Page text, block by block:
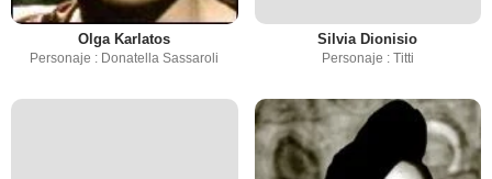
Olga Karlatos
Personaje : Donatella Sassaroli
Silvia Dionisio
Personaje : Titti